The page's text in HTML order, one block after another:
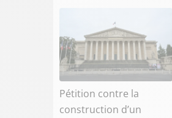
Pétition contre la
construction d’un